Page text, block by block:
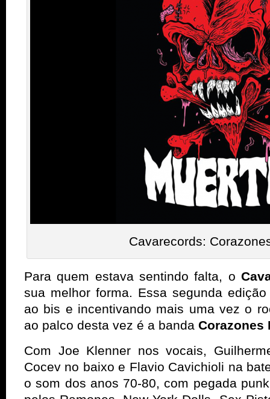
Cavarecords:
Para quem estava sentindo falta, o
sua melhor forma. Essa segunda
ao bis e incentivando mais uma vez o
ao palco desta vez é a banda Corazones
Com Joe Klenner nos vocais,
Cocev no baixo e Flavio Cavichioli na
o som dos anos 70-80, com pegada